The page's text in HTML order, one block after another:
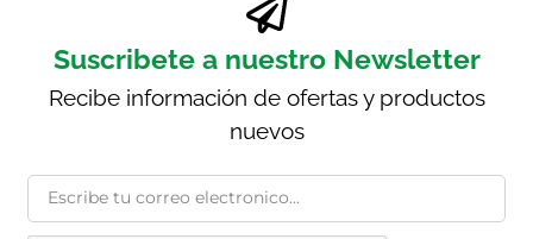
Suscribete a nuestro Newsletter
Recibe información de ofertas y productos
nuevos